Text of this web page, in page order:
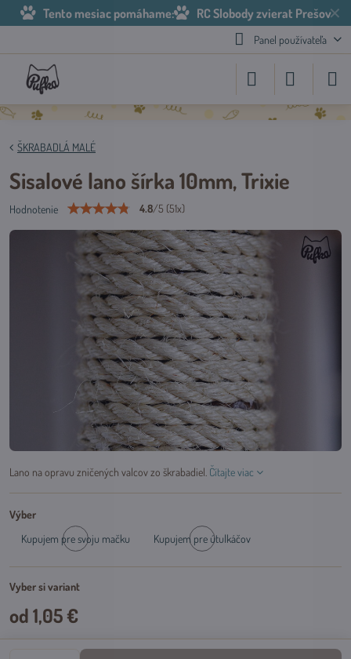
✕
Tento mesiac pomáhame: RC Slobody zvierat Prešov
Panel používateľa
ŠKRABADLÁ MALÉ
Sisalové lano šírka 10mm, Trixie
Hodnotenie 4.8/5 (51x)
Lano na opravu zničených valcov zo škrabadiel. Čítajte viac
Výber
Kupujem pre svoju mačku
Kupujem pre útulkáčov
Vyber si variant
od 1,05 €